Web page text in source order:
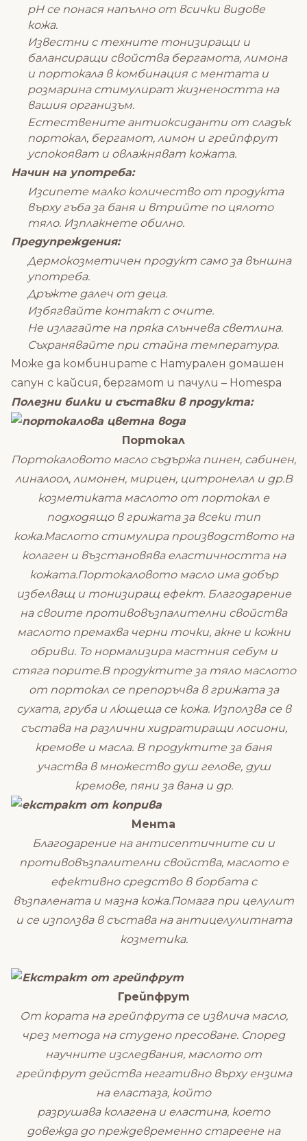
рН се понася напълно от всички видове
кожа.
Известни с техните тонизиращи и
балансиращи свойства бергамота, лимона
и портокала в комбинация с ментата и
розмарина стимулират жизнеността на
вашия организъм.
Естествените антиоксиданти от сладък
портокал, бергамот, лимон и грейпфрут
успокояват и овлажняват кожата.
Начин на употреба:
Изсипете малко количество от продукта
върху гъба за баня и втрийте по цялото
тяло. Изплакнете обилно.
Предупреждения:
Дермокозметичен продукт само за външна
употреба.
Дръжте далеч от деца.
Избягвайте контакт с очите.
Не излагайте на пряка слънчева светлина.
Съхранявайте при стайна температура.
Може да комбинирате с Натурален домашен
сапун с кайсия, бергамот и пачули – Homespa
Полезни билки и съставки в продукта:
Портокал
Портокаловото масло съдържа пинен, сабинен,
линалоол, лимонен, мирцен, цитронелал и др.В
козметиката маслото от портокал е
подходящо в грижата за всеки тип
кожа.Маслото стимулира производството на
колаген и възстановява еластичността на
кожата.Портокаловото масло има добър
избелващ и тонизиращ ефект. Благодарение
на своите противовъзпалителни свойства
маслото премахва черни точки, акне и кожни
обриви. То нормализира мастния себум и
стяга порите.В продуктите за тяло маслото
от портокал се препоръчва в грижата за
сухата, груба и лющеща се кожа. Използва се в
състава на различни хидратиращи лосиони,
кремове и масла. В продуктите за баня
участва в множество душ гелове, душ
кремове, пяни за вана и др.
Мента
Благодарение на антисептичните си и
противовъзпалителни свойства, маслото е
ефективно средство в борбата с
възпалената и мазна кожа.Помага при целулит
и се използва в състава на антицелулитната
козметика.
Грейпфрут
От кората на грейпфрута се извлича масло,
чрез метода на студено пресоване. Според
научните изследвания, маслото от
грейпфрут действа негативно върху ензима
на еластаза, който
разрушава колагена и еластина, което
довежда до преждевременно стареене на